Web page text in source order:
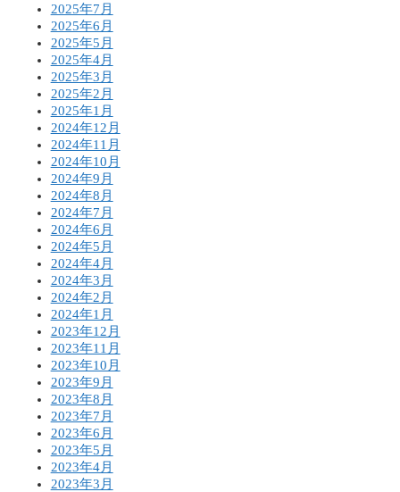
2025年7月
2025年6月
2025年5月
2025年4月
2025年3月
2025年2月
2025年1月
2024年12月
2024年11月
2024年10月
2024年9月
2024年8月
2024年7月
2024年6月
2024年5月
2024年4月
2024年3月
2024年2月
2024年1月
2023年12月
2023年11月
2023年10月
2023年9月
2023年8月
2023年7月
2023年6月
2023年5月
2023年4月
2023年3月